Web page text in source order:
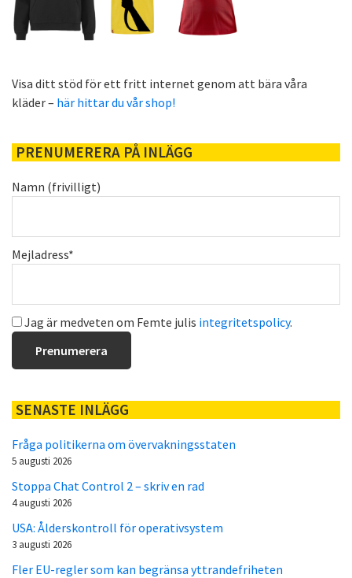
Visa ditt stöd för ett fritt internet genom att bära våra
kläder – här hittar du vår shop!
PRENUMERERA PÅ INLÄGG
Namn (frivilligt)
Mejladress*
Jag är medveten om Femte julis integritetspolicy.
SENASTE INLÄGG
Fråga politikerna om övervakningsstaten
5 augusti 2026
Stoppa Chat Control 2 – skriv en rad
4 augusti 2026
USA: Ålderskontroll för operativsystem
3 augusti 2026
Fler EU-regler som kan begränsa yttrandefriheten